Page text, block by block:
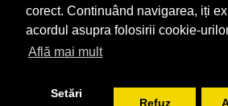
corect. Continuând navigarea, iți
acordul asupra folosirii cookie-
Află mai mult
Setări
Refuz